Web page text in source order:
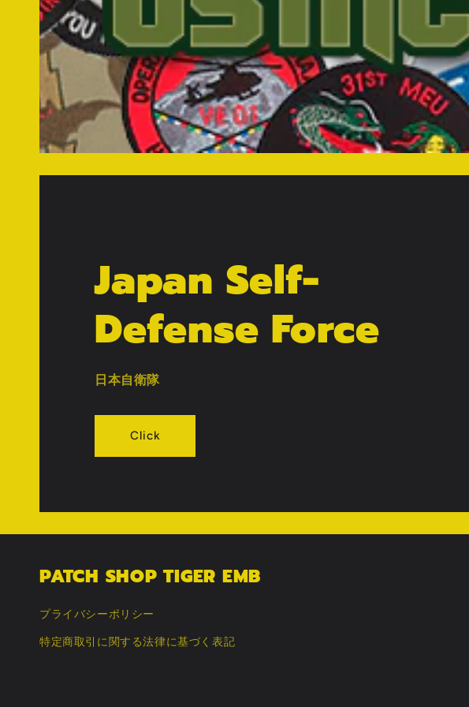
Japan Self-
Defense Force
日本自衛隊
Click
PATCH SHOP TIGER EMB
プライバシーポリシー
特定商取引に関する法律に基づく表記